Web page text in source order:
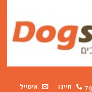
חייגו אימייל